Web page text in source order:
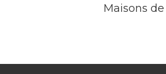
Maisons